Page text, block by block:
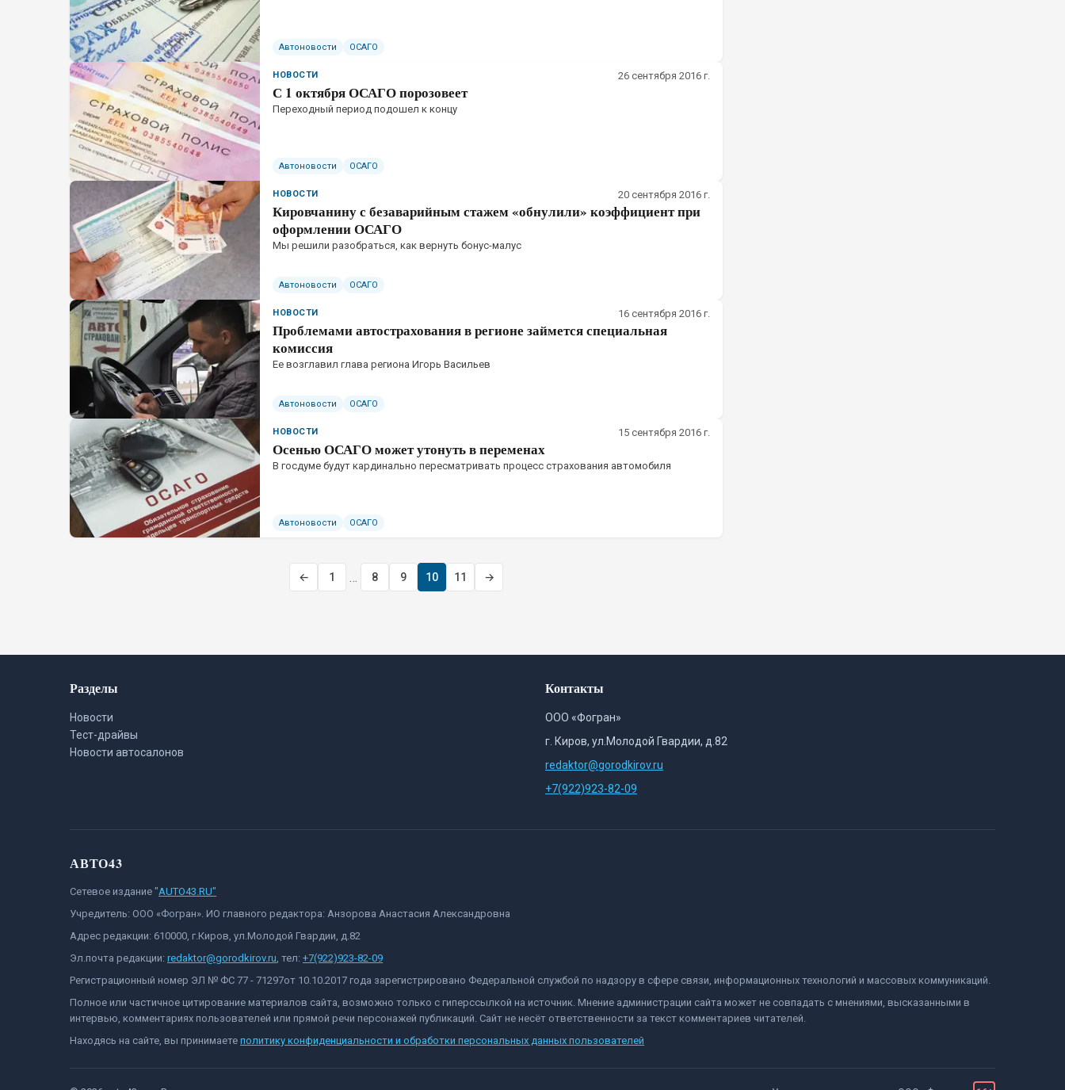
Автоновости ОСАГО
НОВОСТИ 26 сентября 2016 г.
С 1 октября ОСАГО порозовеет
Переходный период подошел к концу
Автоновости ОСАГО
НОВОСТИ 20 сентября 2016 г.
Кировчанину с безаварийным стажем «обнулили» коэффициент при
оформлении ОСАГО
Мы решили разобраться, как вернуть бонус-малус
Автоновости ОСАГО
НОВОСТИ 16 сентября 2016 г.
Проблемами автострахования в регионе займется специальная
комиссия
Ее возглавил глава региона Игорь Васильев
Автоновости ОСАГО
НОВОСТИ 15 сентября 2016 г.
Осенью ОСАГО может утонуть в переменах
В госдуме будут кардинально пересматривать процесс страхования автомобиля
Автоновости ОСАГО
← 1 8 9 10 11 →
Разделы
Новости
Тест-драйвы
Новости автосалонов
Контакты
ООО «Фогран»
г. Киров, ул.Молодой Гвардии, д.82
redaktor@gorodkirov.ru
+7(922)923-82-09
АВТО43
Сетевое издание "AUTO43.RU"
Учредитель: ООО «Фогран». ИО главного редактора: Анзорова Анастасия Александровна
Адрес редакции: 610000, г.Киров, ул.Молодой Гвардии, д.82
Эл.почта редакции: redaktor@gorodkirov.ru, тел: +7(922)923-82-09
Регистрационный номер ЭЛ № ФС 77 - 71297от 10.10.2017 года зарегистрировано Федеральной службой по надзору в сфере связи, информационных технологий и массовых коммуникаций.
Полное или частичное цитирование материалов сайта, возможно только с гиперссылкой на источник. Мнение администрации сайта может не совпадать с мнениями, высказанными в
интервью, комментариях пользователей или прямой речи персонажей публикаций. Сайт не несёт ответственности за текст комментариев читателей.
Находясь на сайте, вы принимаете политику конфиденциальности и обработки персональных данных пользователей